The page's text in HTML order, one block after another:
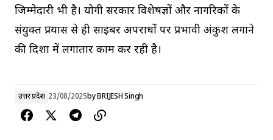
जिम्मेदारी भी है। योगी सरकार विशेषज्ञों और नागरिकों के
संयुक्त प्रयास से ही साइबर अपराधों पर प्रभावी अंकुश लगाने
की दिशा में लगातार काम कर रही है।
उत्तर प्रदेश 23/08/2025byBRIJESH Singh